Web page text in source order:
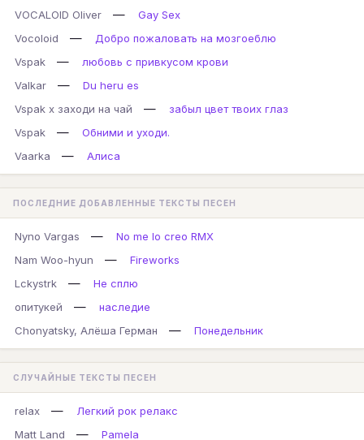
VOCALOID Oliver
—
Gay Sex
Vocoloid
—
Добро пожаловать на мозгоеблю
Vspak
—
любовь с привкусом крови
Valkar
—
Du heru es
Vspak x заходи на чай
—
забыл цвет твоих глаз
Vspak
—
Обними и уходи.
Vaarka
— Алиса
ПОСЛЕДНИЕ ДОБАВЛЕННЫЕ ТЕКСТЫ ПЕСЕН
Nyno Vargas —
No me lo creo RMX
Nam Woo-hyun
—
Fireworks
Lckystrk
—
Не сплю
опитукей
—
наследие
Chonyatsky, Алёша Герман
— Понедельник
СЛУЧАЙНЫЕ ТЕКСТЫ ПЕСЕН
relax —
Легкий рок релакс
Matt Land
— Pamela